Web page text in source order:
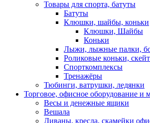
Товары для спорта, батуты
Батуты
Клюшки, шайбы, коньки
Клюшки, Шайбы
Коньки
Лыжи, лыжные палки,
Роликовые коньки,
Спорткомплексы
Тренажёры
Тюбинги, ватрушки, ледянки
Торговое, офисное оборудование и
Весы и денежные ящики
Вешала
Диваны, кресла, скамейки